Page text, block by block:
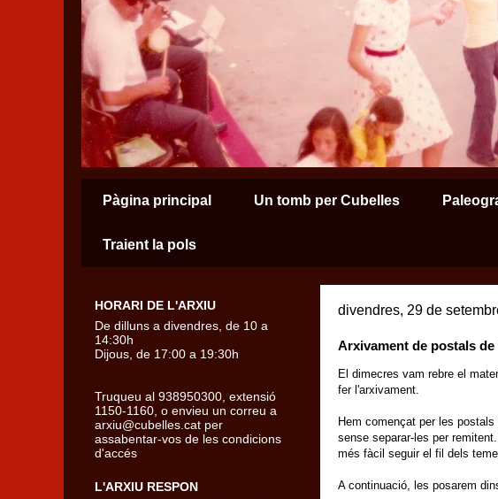
Pàgina principal Un tomb per Cubelles
Traient la pols
divendres, 29 de
Arxivament de postals de
El dimecres vam rebre el
fer l'arxivament.
Hem començat per les
sense separar-les per
més fàcil seguir el fil dels
A continuació, les posarem
HORARI DE L'ARXIU
De dilluns a divendres, de 10 a
14:30h
Dijous, de 17:00 a 19:30h
Truqueu al 938950300, extensió
1150-1160, o envieu un correu a
arxiu@cubelles.cat per
assabentar-vos de les condicions
d'accés
L'ARXIU RESPON